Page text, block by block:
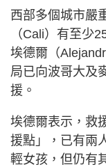
西部多個城市嚴
（Cali）有至少
埃德爾（
局已向波哥大及
援。
埃德爾表示，救
援點」，已有兩
輕女孩，但仍有